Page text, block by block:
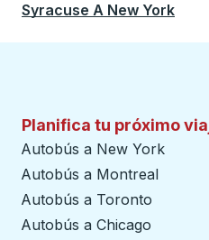
Syracuse A New York
Planifica tu próximo
Autobús a New York
Autobús a Montreal
Autobús a Toronto
Autobús a Chicago